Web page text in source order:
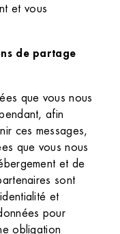
et vous
de partage
que vous nous
afin
ces messages,
que vous nous
et de
sont
et
pour
obligation